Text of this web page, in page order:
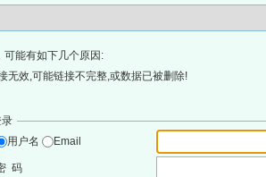
可能有如下几个原因:
无效,可能链接不完整,或数据已被删除!
用户名
Email
码